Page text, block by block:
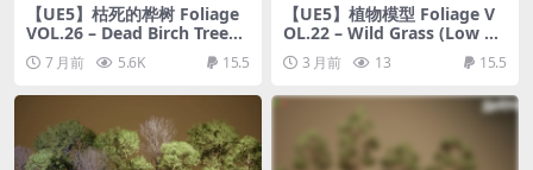
【UE5】枯死的桦树 Foliage
VOL.26 – Dead Birch Trees
(Nanite + Low Poly)
7 月前 5.6K 15.5
【UE5】植物模型 Foliage V
OL.22 – Wild Grass (Low Po
ly) 3 月前 13 15.5